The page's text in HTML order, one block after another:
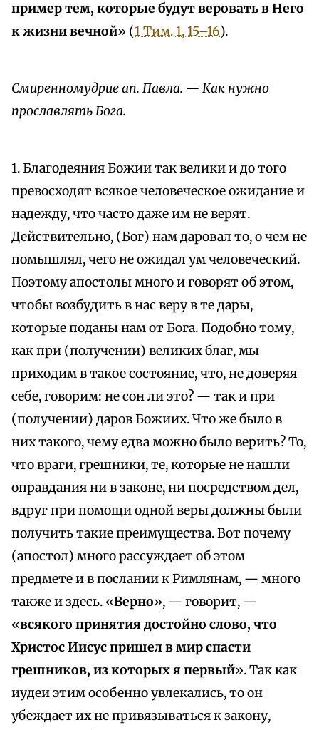
пример тем, которые будут веровать в Него
к жизни вечной» (1 Тим. 1, 15–16).
Смиренномудрие ап. Павла. — Как нужно
прославлять Бога.
1. Благодеяния Божии так велики и до того
превосходят всякое человеческое ожидание и
надежду, что часто даже им не верят.
Действительно, (Бог) нам даровал то, о чем не
помышлял, чего не ожидал ум человеческий.
Поэтому апостолы много и говорят об этом,
чтобы возбудить в нас веру в те дары,
которые поданы нам от Бога. Подобно тому,
как при (получении) великих благ, мы
приходим в такое состояние, что, не доверяя
себе, говорим: не сон ли это? — так и при
(получении) даров Божиих. Что же было в
них такого, чему едва можно было верить? То,
что враги, грешники, те, которые не нашли
оправдания ни в законе, ни посредством дел,
вдруг при помощи одной веры должны были
получить такие преимущества. Вот почему
(апостол) много рассуждает об этом
предмете и в послании к Римлянам, — много
также и здесь. «Верно», — говорит, —
«всякого принятия достойно слово, что
Христос Иисус пришел в мир спасти
грешников, из которых я первый». Так как
иудеи этим особенно увлекались, то он
убеждает их не привязываться к закону,